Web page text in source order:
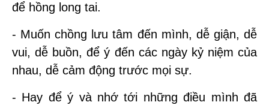
để hồng long tai.
- Muốn chồng lưu tâm đến mình, dễ giận, dễ
vui, dễ buồn, để ý đến các ngày kỷ niệm của
nhau, dễ cảm động trước mọi sự.
- Hay để ý và nhớ tới những điều mình đã